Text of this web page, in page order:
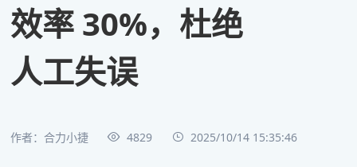
效率 30%，杜绝
人工失误
作者：合力小捷 4829 2025/10/14 15:35:46